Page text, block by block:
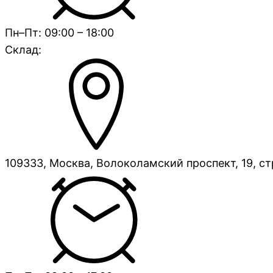
Пн–Пт: 09:00 – 18:00
Склад:
109333, Москва, Волоколамский проспект, 19,